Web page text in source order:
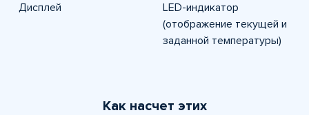
Дисплей
LED-индикатор
(отображение текущей и
заданной температуры)
Как насчет этих